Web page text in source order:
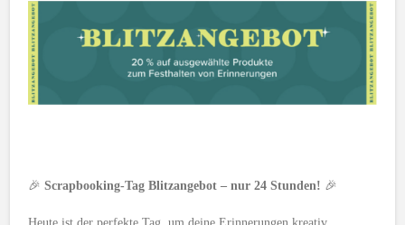
🎉 Scrapbooking-Tag Blitzangebot – nur 24 Stunden! 🎉